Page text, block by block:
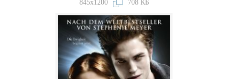
845x1200 708 КБ